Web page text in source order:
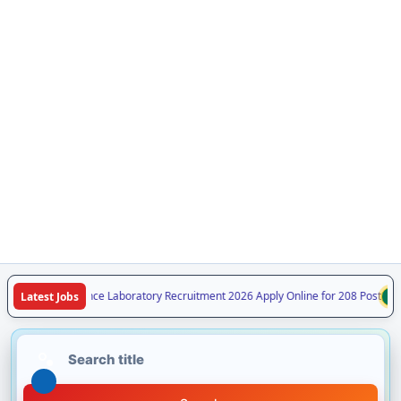
Latest Jobs
Forensic Science Laboratory Recruitment 2026 Apply Online for 208 Post NEW